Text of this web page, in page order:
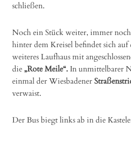
schließen.
Noch ein Stück weiter, immer
hinter dem Kreisel befindet sich auf
weiteres Laufhaus mit
die„Rote Meile“. In unmittelbarer
einmal der Wiesbadener
verwaist.
Der Bus biegt links ab in die